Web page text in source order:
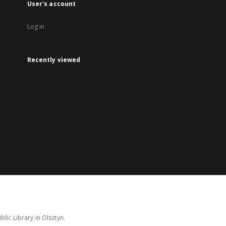
User's account
Log in
Recently viewed
Library in Olsztyn.